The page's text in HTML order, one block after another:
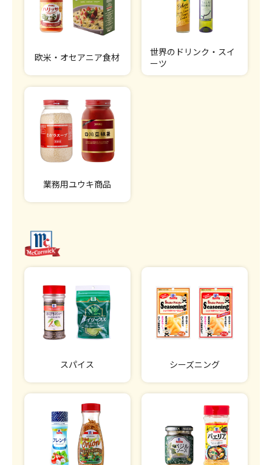
欧米・オセアニア食材
世界のドリンク・スイ
ーツ
業務用ユウキ商品
スパイス シーズニング